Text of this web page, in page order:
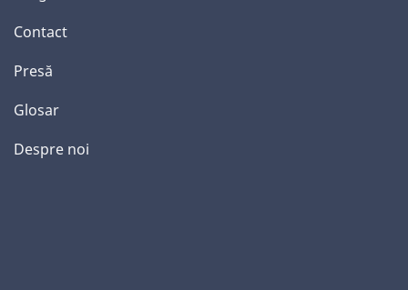
Contact
Presă
Glosar
Despre noi